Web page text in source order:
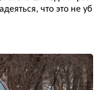
что это не уб